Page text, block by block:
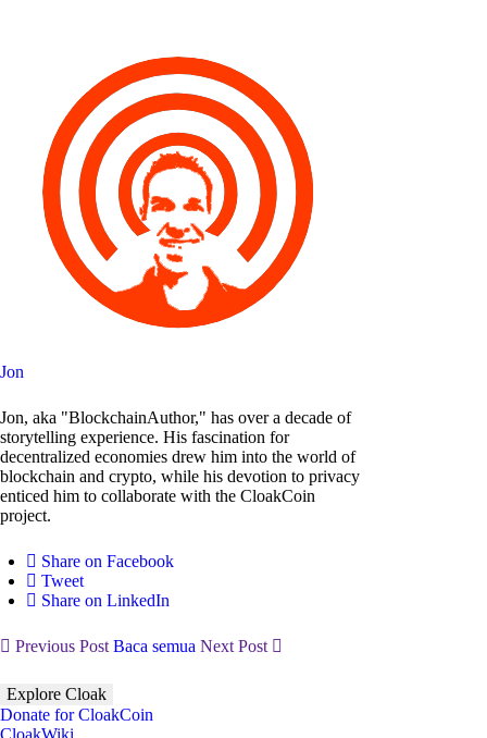
Jon
Jon, aka "BlockchainAuthor," has over a decade of
storytelling experience. His fascination for
decentralized economies drew him into the world of
blockchain and crypto, while his devotion to privacy
enticed him to collaborate with the CloakCoin
project.
Share on Facebook
Tweet
Share on LinkedIn
Previous PostBaca semua Next Post
Explore Cloak
Donate for CloakCoin
CloakWiki